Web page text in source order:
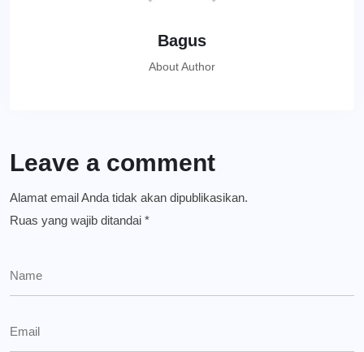
Bagus
About Author
Leave a comment
Alamat email Anda tidak akan dipublikasikan.
Ruas yang wajib ditandai *